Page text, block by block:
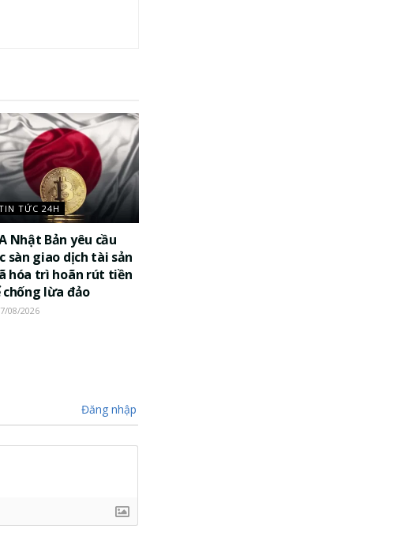
TỨC 24H
Nhật Bản yêu cầu
sàn giao dịch tài sản
hóa trì hoãn rút tiền
chống lừa đảo
08/2026
Đăng nhập